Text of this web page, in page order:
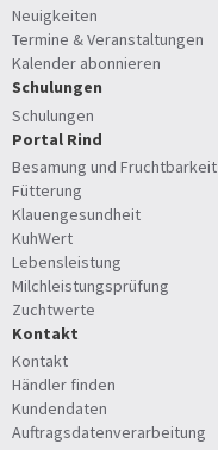
Neuigkeiten
Termine & Veranstaltungen
Kalender abonnieren
Schulungen
Schulungen
Portal Rind
Besamung und Fruchtbarkeit
Fütterung
Klauengesundheit
KuhWert
Lebensleistung
Milchleistungsprüfung
Zuchtwerte
Kontakt
Kontakt
Händler finden
Kundendaten
Auftragsdatenverarbeitung